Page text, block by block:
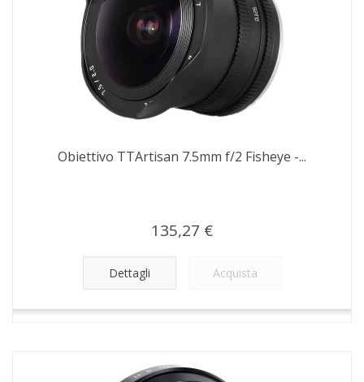
Obiettivo TTArtisan 7.5mm f/2 Fisheye -...
135,27 €
Dettagli Acquista